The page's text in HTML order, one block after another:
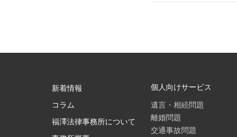
新着情報
コラム
福澤法律事務所について
個人向けサービス
遺言・相続問題
離婚問題
交通事故問題